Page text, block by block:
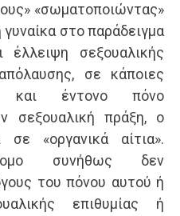
«σωματοποιώντας»
στο παράδειγμα
σεξουαλικής
σε κάποιες
και έντονο πόνο
σεξουαλική πράξη, ο
«οργανικά αίτια».
συνήθως δεν
του πόνου αυτού ή
επιθυμίας ή